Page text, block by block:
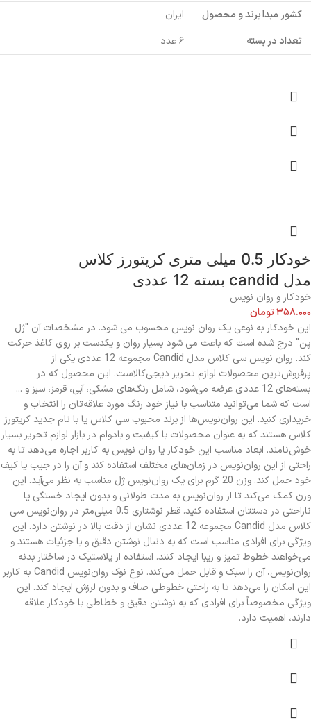
کشور مبدا برند و محصول
ایران
تعداد در بسته
۶ عدد
خودکار 0.5 میلی متری کریتورز کلاس
مدل candid بسته 12 عددی
خودکار و روان نویس
۳۵۸.۰۰۰تومان
این خودکار به نوعی یک روان نویس محسوب می شود. در مشخصات آن "ژل
پن" درج شده است که باعث می شود بسیار روان و یکدست بر روی کاغذ حرکت
کند. روان نویس سی کلاس مدل Candid مجموعه 12 عددی یکی از
پرفروش‌ترین محصولات لوازم تحریر دیجی‌کالاست. این محصول که در
بسته‌های 12 عددی عرضه می‌شود، شامل رنگ‌های مشکی، آبی، قرمز، سبز و ...
است که شما می‌توانید متناسب با نیاز خود رنگ مورد علاقه‌تان را انتخاب و
خریداری کنید. این روان‌نویس‌ها از برند محبوب سی کلاس یا با نام جدید کریتورز
کلاس هستند که به عنوان محصولات با کیفیت و بادوام در بازار لوازم تحریر بسیار
خوش‌نامند. ابعاد مناسب این خودکار یا روان نویس به کاربر اجازه می‌دهد تا به
راحتی از این روان‌نویس در زمان‌های مختلف استفاده کند و آن را در جیب یا کیف
خود حمل کند. وزن 20 گرم برای یک روان‌نویس ژل مناسب به نظر می‌آید. این
وزن کمک می‌کند تا از روان‌نویس به مدت طولانی و بدون ایجاد خستگی یا
ناراحتی در دستتان استفاده کنید. قطر نوشتاری 0.5 میلی‌متر در روان‌نویس سی
کلاس مدل Candid مجموعه 12 عددی نشان از دقت بالا در نوشتن دارد. این
ویژگی برای افرادی مناسب است که به دنبال نوشتن دقیق و با جزئیات هستند و
می‌خواهند خطوط تمیز و زیبا ایجاد کنند. استفاده از پلاستیک در ساختار بدنه
روان‌نویس، آن را سبک و قابل حمل می‌کند. نوع نوک روان‌نویس Candid به کاربر
این امکان را می‌دهد تا به راحتی خطوطی صاف و بدون لرزش ایجاد کند. این
ویژگی مخصوصاً برای افرادی که به نوشتن دقیق و خطاطی با خودکار علاقه
دارند، اهمیت دارد.